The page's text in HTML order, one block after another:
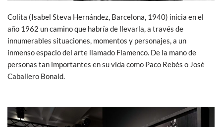
Colita (Isabel Steva Hernández, Barcelona, 1940) inicia en el
año 1962 un camino que habría de llevarla, a través de
innumerables situaciones, momentos y personajes, a un
inmenso espacio del arte llamado Flamenco. De la mano de
personas tan importantes en su vida como Paco Rebés o José
Caballero Bonald.